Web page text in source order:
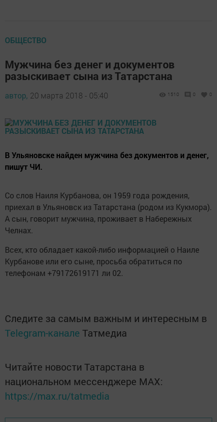
ОБЩЕСТВО
Мужчина без денег и документов
разыскивает сына из Татарстана
автор, 20 марта 2018 - 05:40 1510 0 0
В Ульяновске найден мужчина без документов и денег,
пишут ЧИ.
Со слов Наиля Курбанова, он 1959 года рождения,
приехал в Ульяновск из Татарстана (родом из Кукмора).
А сын, говорит мужчина, проживает в Набережных
Челнах.
Всех, кто обладает какой-либо информацией о Наиле
Курбанове или его сыне, просьба обратиться по
телефонам +79172619171 ли 02.
Следите за самым важным и интересным в
Telegram-канале Татмедиа
Читайте новости Татарстана в
национальном мессенджере MАХ:
https://max.ru/tatmedia